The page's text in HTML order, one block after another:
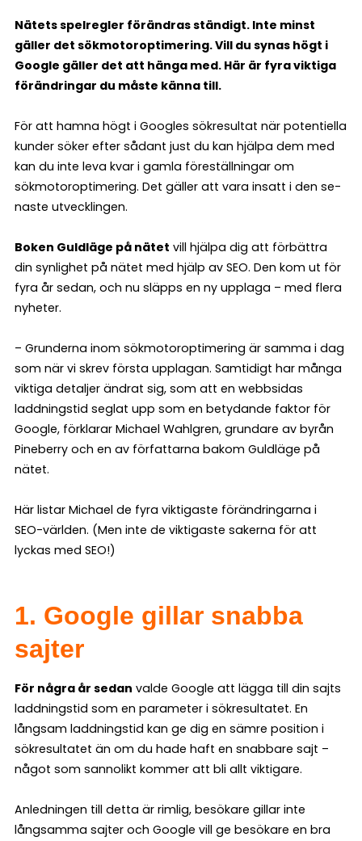
Nätets spelregler förändras ständigt. Inte minst
gäller det sökmotor­optimering. Vill du synas högt i
Google gäller det att hänga med. Här är fyra viktiga
förändringar du måste känna till.
För att hamna högt i Googles sökresultat när potentiella
kunder söker efter sådant just du kan hjälpa dem med
kan du inte leva kvar i gamla föreställningar om
sökmotoroptimering. Det gäller att vara insatt i den se­
naste utvecklingen.
Boken Guldläge på nätet vill hjälpa dig att förbättra
din synlighet på nätet med hjälp av SEO. Den kom ut för
fyra år sedan, och nu släpps en ny upplaga – med flera
nyheter.
– Grunderna inom sökmotoroptimering är samma i dag
som när vi skrev första upplagan. Samtidigt har många
viktiga detaljer ändrat sig, som att en webbsidas
laddningstid seglat upp som en betydande faktor för
Google, förklarar Michael Wahlgren, grundare av byrån
Pineberry och en av författarna bakom Guldläge på
nätet.
Här listar Michael de fyra viktigaste förändringarna i
SEO-världen. (Men inte de viktigaste sakerna för att
lyckas med SEO!)
1. Google gillar snabba
sajter
För några år sedan valde Google att lägga till din sajts
laddningstid som en parameter i sökresultatet. En
långsam laddningstid kan ge dig en sämre position i
sökresultatet än om du hade haft en snabbare sajt –
något som sannolikt kommer att bli allt viktigare.
Anledningen till detta är rimlig, besökare gillar inte
långsamma sajter och Google vill ge besökare en bra